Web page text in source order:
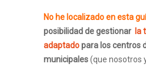
No he localizado en esta
posibilidad de gestionar la
adaptadopara los centros
municipales(que nosotros